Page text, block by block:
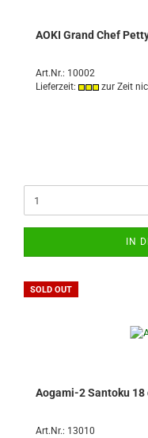
AOKI Grand Chef
Art.Nr.: 10002
Lieferzeit:
zur Zeit
IN
SOLD OUT
Aogami-2 Santoku
Art.Nr.: 13010